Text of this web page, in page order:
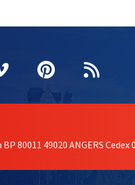
fenêtrefenêtre
une nouvelle
Vimeo
, Ouvre une
Pinterest
, OuvreFlux
80011 49020 ANGERS Cedex